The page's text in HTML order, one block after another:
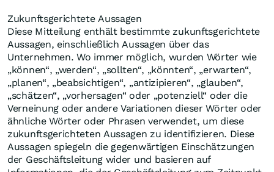
Zukunftsgerichtete Aussagen
Diese Mitteilung enthält bestimmte zukunftsgerichtete
Aussagen, einschließlich Aussagen über das
Unternehmen. Wo immer möglich, wurden Wörter wie
„können“, „werden“, „sollten“, „könnten“, „erwarten“,
„planen“, „beabsichtigen“, „antizipieren“, „glauben“,
„schätzen“, „vorhersagen“ oder „potenziell“ oder die
Verneinung oder andere Variationen dieser Wörter oder
ähnliche Wörter oder Phrasen verwendet, um diese
zukunftsgerichteten Aussagen zu identifizieren. Diese
Aussagen spiegeln die gegenwärtigen Einschätzungen
der Geschäftsleitung wider und basieren auf